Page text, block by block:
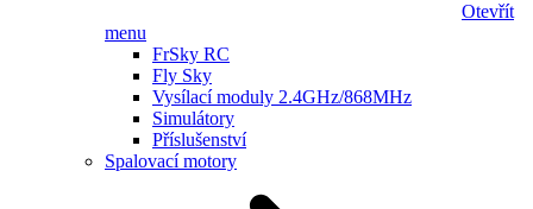
Otevřít
menu
FrSky RC
Fly Sky
Vysílací moduly 2.4GHz/868MHz
Simulátory
Příslušenství
Spalovací motory